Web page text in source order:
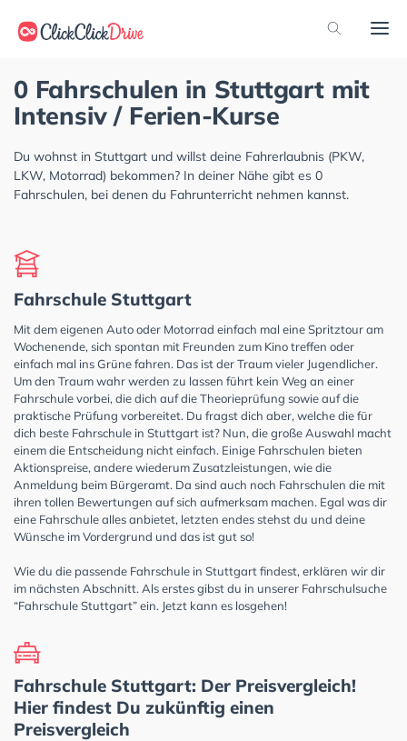
0 Fahrschulen in Stuttgart mit
Intensiv / Ferien-Kurse
Du wohnst in Stuttgart und willst deine Fahrerlaubnis (PKW,
LKW, Motorrad) bekommen? In deiner Nähe gibt es 0
Fahrschulen, bei denen du Fahrunterricht nehmen kannst.
Fahrschule Stuttgart
Mit dem eigenen Auto oder Motorrad einfach mal eine Spritztour am
Wochenende, sich spontan mit Freunden zum Kino treffen oder
einfach mal ins Grüne fahren. Das ist der Traum vieler Jugendlicher.
Um den Traum wahr werden zu lassen führt kein Weg an einer
Fahrschule vorbei, die dich auf die Theorieprüfung sowie auf die
praktische Prüfung vorbereitet. Du fragst dich aber, welche die für
dich beste Fahrschule in Stuttgart ist? Nun, die große Auswahl macht
einem die Entscheidung nicht einfach. Einige Fahrschulen bieten
Aktionspreise, andere wiederum Zusatzleistungen, wie die
Anmeldung beim Bürgeramt. Da sind auch noch Fahrschulen die mit
ihren tollen Bewertungen auf sich aufmerksam machen. Egal was dir
eine Fahrschule alles anbietet, letzten endes stehst du und deine
Wünsche im Vordergrund und das ist gut so!
Wie du die passende Fahrschule in Stuttgart findest, erklären wir dir
im nächsten Abschnitt. Als erstes gibst du in unserer Fahrschulsuche
“Fahrschule Stuttgart” ein. Jetzt kann es losgehen!
Fahrschule Stuttgart: Der Preisvergleich!
Hier findest Du zukünftig einen
Preisvergleich